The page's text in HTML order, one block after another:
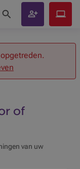
of
van uw